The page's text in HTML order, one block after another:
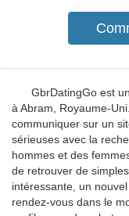
GbrDatingGo est
à Abram, Royaume-
communiquer sur un
sérieuses avec la
hommes et des
de retrouver de
intéressante, un
rendez-vous dans le